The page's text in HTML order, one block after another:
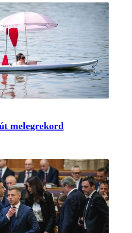
melegrekord